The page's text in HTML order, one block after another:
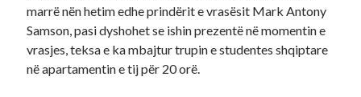
marrë nën hetim edhe prindërit e vrasësit Mark Antony
Samson, pasi dyshohet se ishin prezentë në momentin e
vrasjes, teksa e ka mbajtur trupin e studentes shqiptare
në apartamentin e tij për 20 orë.